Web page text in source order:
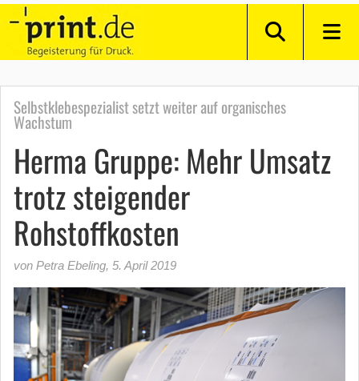
Selbstklebespezialist setzt weiter auf organisches
Wachstum
Herma Gruppe: Mehr Umsatz
trotz steigender
Rohstoffkosten
von Petra Ebeling, 5. April 2019